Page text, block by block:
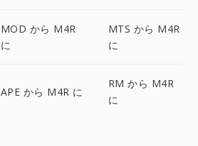
MOD から M4R
に
MTS から M4R
に
APE から M4R に
RM から M4R
に